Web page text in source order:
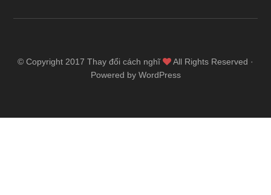
© Copyright 2017 Thay đổi cách nghĩ
All Rights Reserved ·
Powered by WordPress